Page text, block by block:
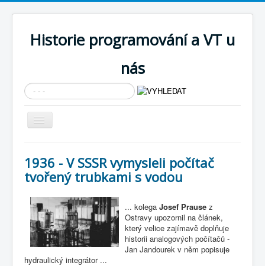
Historie programování a VT u
nás
Vyhledávání...
Přepnout
navigaci
Cíle expozice
Současnost SW a IT
KNIHOVNA
Historické počítače
1936 - V SSSR vymysleli počítač
tvořený trubkami s vodou
... kolega Josef Prause z
Ostravy upozornil na článek,
který velice zajímavě doplňuje
historii analogových počítačů -
Jan Jandourek v něm popisuje
hydraulický integrátor ...